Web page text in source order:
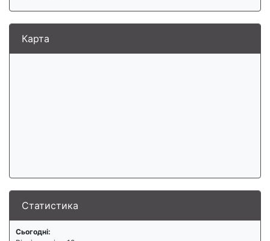
Карта
Статистика
Сьогодні: